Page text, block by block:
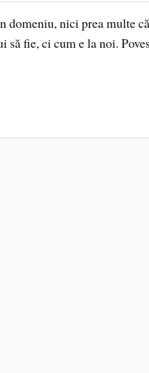
domeniu, nici prea multe
să fie, ci cum e la noi.